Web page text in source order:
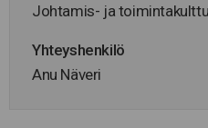
Johtamis- ja
Yhteyshenkilö
Anu Näveri